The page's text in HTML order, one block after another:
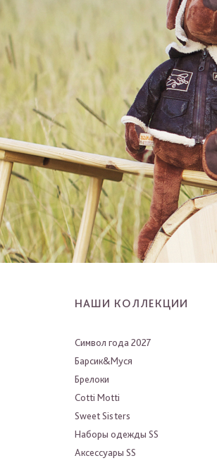
НАШИ КОЛЛЕКЦИИ
Символ года 2027
Барсик&Муся
Брелоки
Cotti Motti
Sweet Sisters
Наборы одежды SS
Аксессуары SS